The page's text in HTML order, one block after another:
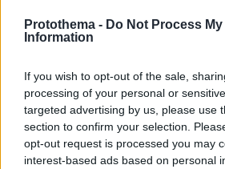
Protothema - Do Not Process My
Information
If you wish to opt-out of the sale,
processing of your personal or
targeted advertising by us, please use
section to confirm your selection.
opt-out request is processed you may
interest-based ads based on personal
όχι
Βόρεια Εύβοια: Οι 14 λίμνες που
γεννήθηκαν από εγκαταλελειμμένα
μεταλλεία δημιουργώντας ένα
μοναδικό οικοσύστημα, δείτε
αεροφωτογραφίες